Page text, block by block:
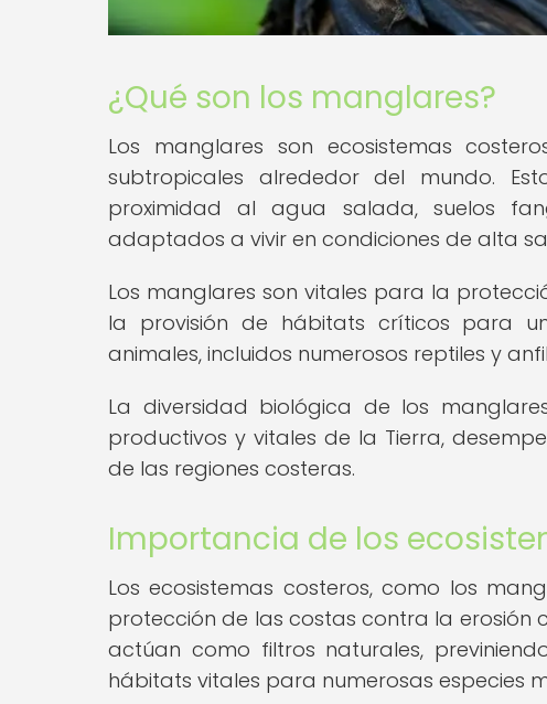
¿Qué son los manglares?
Los manglares son ecosistemas
subtropicales alrededor del mundo.
proximidad al agua salada, suelos
adaptados a vivir en condiciones de alta
Los manglares son vitales para la
la provisión de hábitats críticos para
animales, incluidos numerosos reptiles y
La diversidad biológica de los
productivos y vitales de la Tierra,
de las regiones costeras.
Importancia de los
Los ecosistemas costeros, como los
protección de las costas contra la erosión
actúan como filtros naturales,
hábitats vitales para numerosas especies